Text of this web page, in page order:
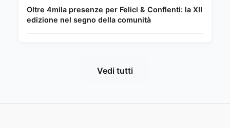
Oltre 4mila presenze per Felici & Conflenti: la XII
edizione nel segno della comunità
Vedi tutti